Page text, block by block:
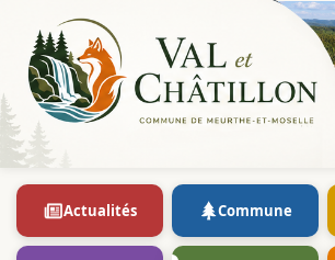
Actualités Commune